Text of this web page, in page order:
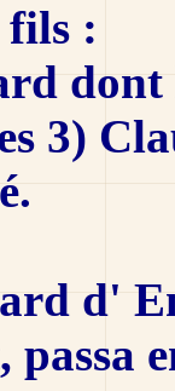
fils :
3)
d'
passa